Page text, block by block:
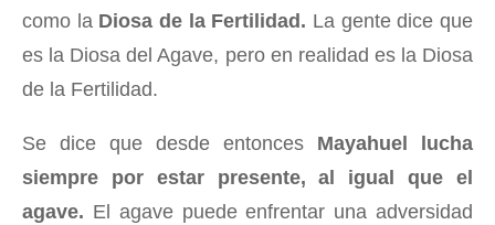
como la Diosa de la Fertilidad. La gente dice que
es la Diosa del Agave, pero en realidad es la Diosa
de la Fertilidad.
Se dice que desde entonces Mayahuel lucha
siempre por estar presente, al igual que el
agave. El agave puede enfrentar una adversidad